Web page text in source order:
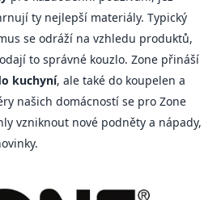
ty nejlepší materiály. Typický
se odráží na vzhledu produktů,
to správné kouzlo. Zone přináší
kuchyní, ale také do koupelen a
našich domácností se pro Zone
vzniknout nové podněty a nápady,